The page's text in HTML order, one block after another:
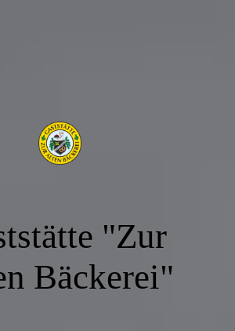
"Zur
Bäckerei"